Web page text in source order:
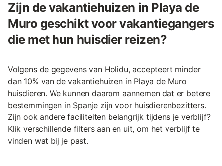
Zijn de vakantiehuizen in Playa de
Muro geschikt voor vakantiegangers
die met hun huisdier reizen?
Volgens de gegevens van Holidu, accepteert minder
dan 10% van de vakantiehuizen in Playa de Muro
huisdieren. We kunnen daarom aannemen dat er betere
bestemmingen in Spanje zijn voor huisdierenbezitters.
Zijn ook andere faciliteiten belangrijk tijdens je verblijf?
Klik verschillende filters aan en uit, om het verblijf te
vinden wat bij je past.